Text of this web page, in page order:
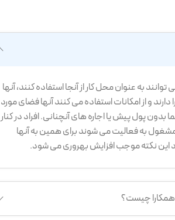
به عنوان محل کار از آنجا استفاده کنند، آنها
و از امکانات استفاده می کنند آنها فضای مورد
بدون پول پیش یا اجاره های آنچنانی. افراد در کنار
به فعالیت می شوند برای همین به آنها
این نکته موجب افزایش بهروری می شود.
همکارا چیست؟